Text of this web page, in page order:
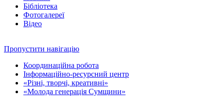
Бібліотека
Фотогалереї
Відео
Пропустити навігацію
Координаційна робота
Інформаційно-ресурсний центр
«Різні, творчі, креативні»
«Молода генерація Сумщини»